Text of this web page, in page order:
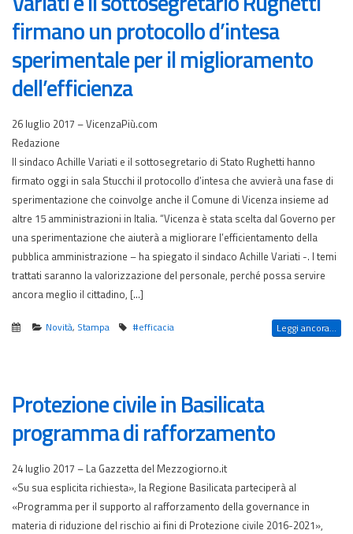
firmano un protocollo d’intesa
sperimentale per il miglioramento
dell’efficienza
26 luglio 2017 – VicenzaPiù.com
Redazione
Il sindaco Achille Variati e il sottosegretario di Stato Rughetti hanno
firmato oggi in sala Stucchi il protocollo d’intesa che avvierà una fase di
sperimentazione che coinvolge anche il Comune di Vicenza insieme ad
altre 15 amministrazioni in Italia. “Vicenza è stata scelta dal Governo per
una sperimentazione che aiuterà a migliorare l’efficientamento della
pubblica amministrazione – ha spiegato il sindaco Achille Variati -. I temi
trattati saranno la valorizzazione del personale, perché possa servire
ancora meglio il cittadino, […]
Novità, Stampa #efficacia Leggi ancora...
Protezione civile in Basilicata
programma di rafforzamento
24 luglio 2017 – La Gazzetta del Mezzogiorno.it
«Su sua esplicita richiesta», la Regione Basilicata parteciperà al
«Programma per il supporto al rafforzamento della governance in
materia di riduzione del rischio ai fini di Protezione civile 2016-2021»,